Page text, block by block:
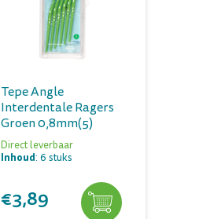
Tepe Angle
Interdentale Ragers
Groen 0,8mm(5)
Direct leverbaar
Inhoud: 6 stuks
€3,89